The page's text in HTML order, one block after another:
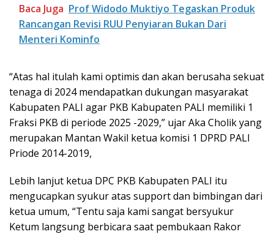
Baca Juga Prof Widodo Muktiyo Tegaskan Produk
Rancangan Revisi RUU Penyiaran Bukan Dari
Menteri Kominfo
“Atas hal itulah kami optimis dan akan berusaha sekuat
tenaga di 2024 mendapatkan dukungan masyarakat
Kabupaten PALI agar PKB Kabupaten PALI memiliki 1
Fraksi PKB di periode 2025 -2029,” ujar Aka Cholik yang
merupakan Mantan Wakil ketua komisi 1 DPRD PALI
Priode 2014-2019,
Lebih lanjut ketua DPC PKB Kabupaten PALI itu
mengucapkan syukur atas support dan bimbingan dari
ketua umum, “Tentu saja kami sangat bersyukur
Ketum langsung berbicara saat pembukaan Rakor